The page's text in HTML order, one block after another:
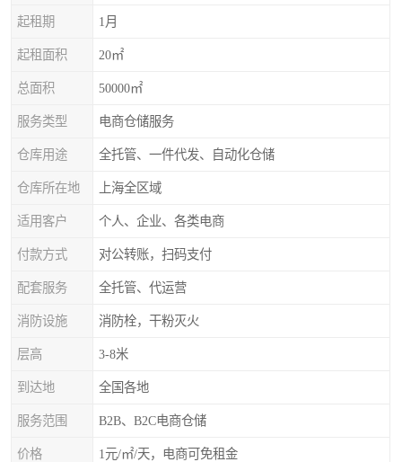
起租期 1月
起租面积 20㎡
总面积 50000㎡
服务类型 电商仓储服务
仓库用途 全托管、一件代发、自动化仓储
仓库所在地 上海全区域
适用客户 个人、企业、各类电商
付款方式 对公转账，扫码支付
配套服务 全托管、代运营
消防设施 消防栓，干粉灭火
层高 3-8米
到达地 全国各地
服务范围 B2B、B2C电商仓储
价格 1元/㎡/天，电商可免租金